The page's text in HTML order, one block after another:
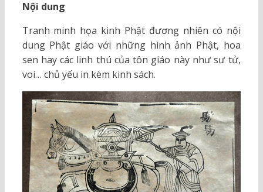
Nội dung
Tranh minh họa kinh Phật đương nhiên có nội
dung Phật giáo với những hình ảnh Phật, hoa
sen hay các linh thú của tôn giáo này như sư tử,
voi… chủ yếu in kèm kinh sách.